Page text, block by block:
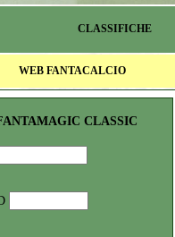
CLASSIFICHE
WEB FANTACALCIO
CLASSIC